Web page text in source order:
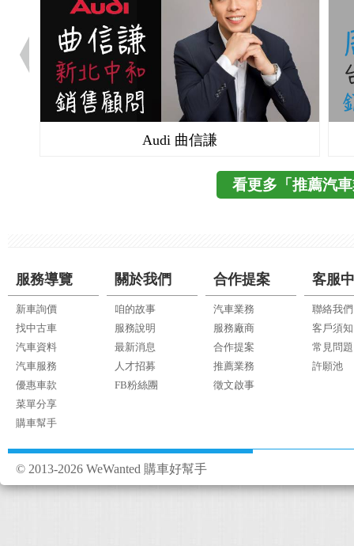
Audi 曲信謙
看更多「推薦汽
服務導覽
新車詢價
找中古車
汽車資料
汽車服務
優惠車款
菜單分享
購車幫手
關於我們
咱的故事
服務說明
最新消息
人才招募
FB粉絲團
合作提案
汽車業務
服務廠商
合作提案
推薦業務
徵文啟事
客服
聯絡我們
客戶須知
常見問題
許願池
© 2013-2026 WeWanted 購車好幫手